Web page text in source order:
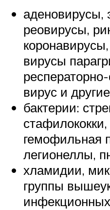
аденовирусы,
реовирусы,
вирусы
вирус и
бактерии:
гемофильная
легионеллы,
хламидии,
группы
инфекционных